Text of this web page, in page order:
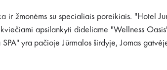
ir žmonėms su specialiais poreikiais. "Hotel
apsilankyti dideliame "Wellness
yra pačioje Jūrmalos širdyje, Jomas